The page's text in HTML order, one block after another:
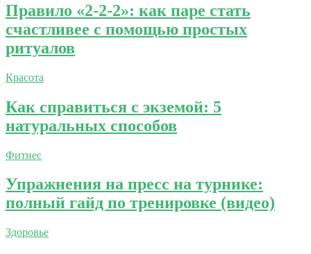
Правило «2-2-2»: как паре стать
счастливее с помощью простых
ритуалов
Красота
Как справиться с экземой: 5
натуральных способов
Фитнес
Упражнения на пресс на турнике:
полный гайд по тренировке (видео)
Здоровье